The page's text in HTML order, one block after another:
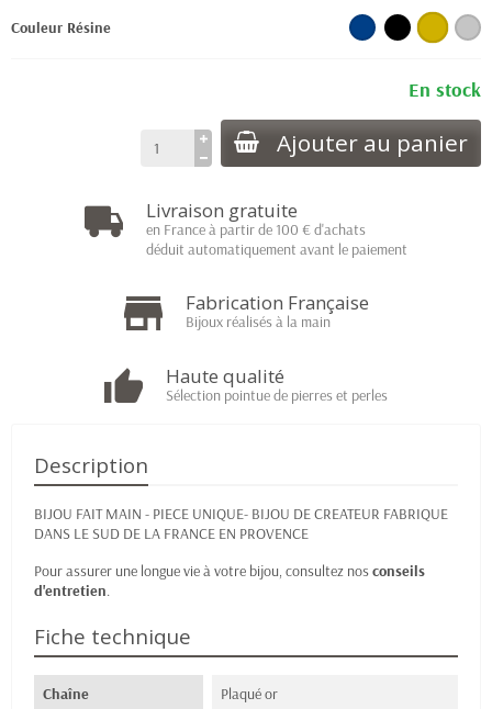
Couleur Résine
En stock
Ajouter au panier
Livraison gratuite
en France à partir de 100 € d'achats
déduit automatiquement avant le paiement
Fabrication Française
Bijoux réalisés à la main
Haute qualité
Sélection pointue de pierres et perles
Description
BIJOU FAIT MAIN - PIECE UNIQUE- BIJOU DE CREATEUR FABRIQUE
DANS LE SUD DE LA FRANCE EN PROVENCE
Pour assurer une longue vie à votre bijou, consultez nosconseils
d'entretien.
Fiche technique
Chaîne Plaqué or